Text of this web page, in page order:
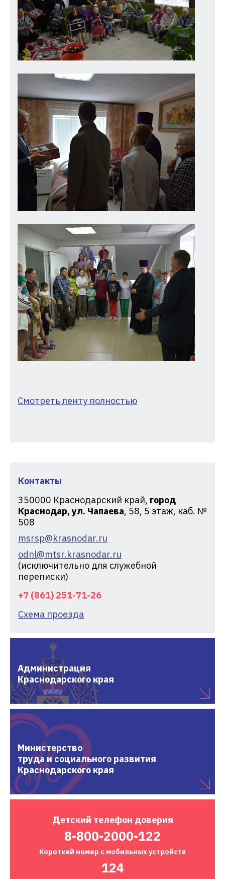
Контакты
350000 Краснодарский край, город
Краснодар, ул. Чапаева, 58, 5 этаж, каб. №
508
msrsp@krasnodar.ru
odnl@mtsr.krasnodar.ru
(исключительно для служебной
переписки)
+7 (861) 251-71-26
Схема проезда
Администрация
Краснодарского края
Министерство
труда и социального развития
Краснодарского края
Детский телефон доверия
8-800-2000-122
Короткий номер с мобильных устройств
124
Смотреть ленту полностью